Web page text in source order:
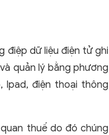
điệp dữ liệu điện tử ghi
quản lý bằng phương
Ipad, điện thoại thông
thuế do đó chúng